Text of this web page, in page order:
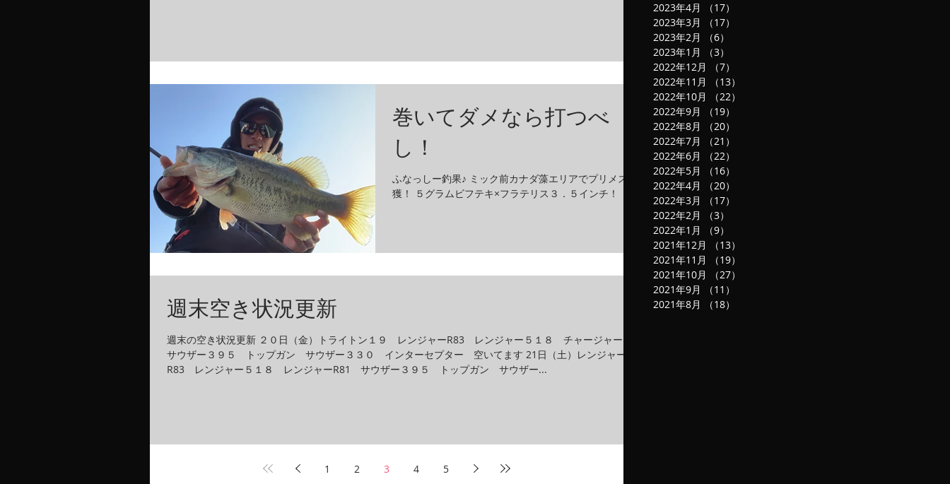
巻いてダメなら打つべ
し！
ふなっしー釣果♪ ミック前カナダ藻エリアでプリメス捕
獲！ ５グラムビフテキ×フラテリス３．５インチ！
週末空き状況更新
週末の空き状況更新 ２０日（金）トライトン１９ レンジャーR83 レンジャー５１８ チャージャー
サウザー３９５ トップガン サウザー３３０ インターセプター 空いてます 21日（土）レンジャー
R83 レンジャー５１８ レンジャーR81 サウザー３９５ トップガン サウザー...
1 2 3 4 5
2023年4月
（17）
2023年3月
（17）
2023年2月
（6）
2023年1月
（3）
2022年12月
（7）
2022年11月
（13）
2022年10月
（22）
2022年9月
（19）
2022年8月
（20）
2022年7月
（21）
2022年6月
（22）
2022年5月
（16）
2022年4月
（20）
2022年3月
（17）
2022年2月
（3）
2022年1月
（9）
2021年12月
（13）
2021年11月
（19）
2021年10月
（27）
2021年9月
（11）
2021年8月
（18）